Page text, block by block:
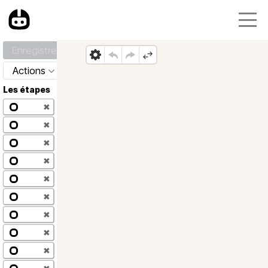
Actions
Les étapes
✖
✖
✖
✖
✖
✖
✖
✖
✖